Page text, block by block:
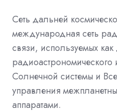
Сеть дальней
международная сеть
связи, используемых
Солнечной системы и
управления
аппаратами.